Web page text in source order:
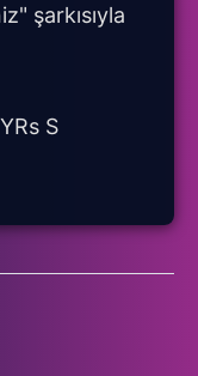
şarkısıyla
S